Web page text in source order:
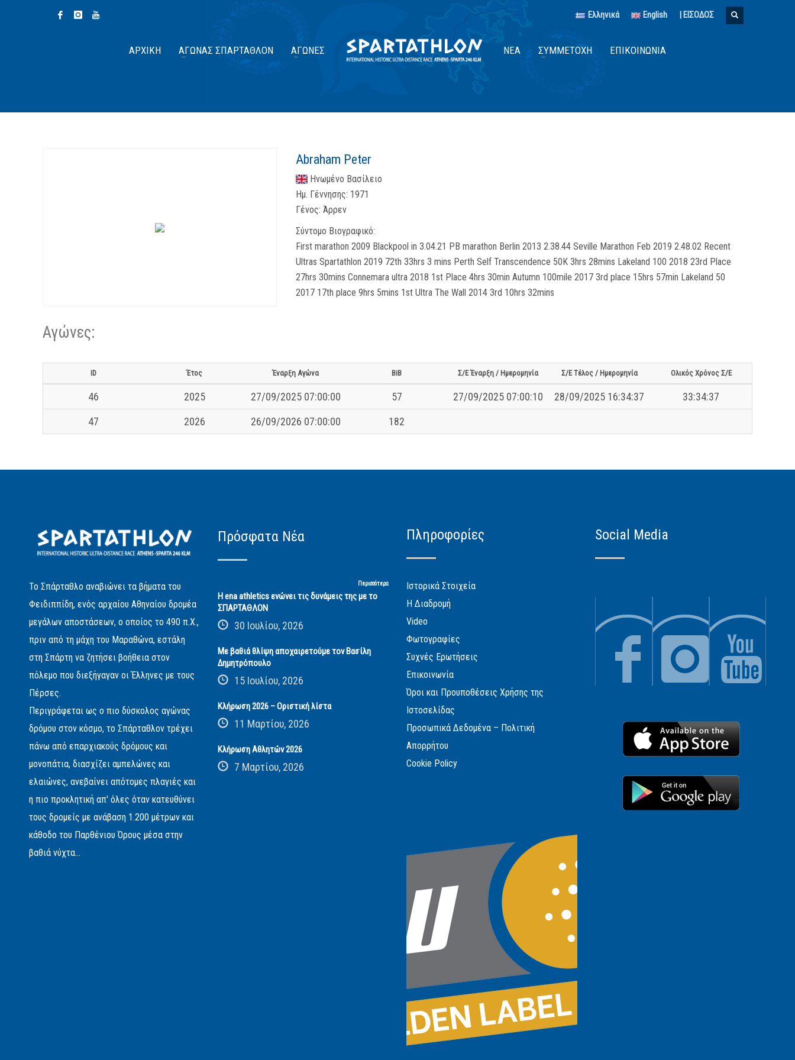
Ελληνικά English | ΕΙΣΟΔΟΣ
ΑΡΧΙΚΉ ΑΓΏΝΑΣ ΣΠΆΡΤΑΘΛΟΝ ΑΓΏΝΕΣ ΝΈΑ ΣΥΜΜΕΤΟΧΉ ΕΠΙΚΟΙΝΩΝΊΑ
Abraham Peter
Ηνωμένο Βασίλειο
Ημ. Γέννησης: 1971
Γένος: Άρρεν
Σύντομο Βιογραφικό:
First marathon 2009 Blackpool in 3.04.21 PB marathon Berlin 2013 2.38.44 Seville Marathon Feb 2019 2.48.02 Recent
Ultras Spartathlon 2019 72th 33hrs 3 mins Perth Self Transcendence 50K 3hrs 28mins Lakeland 100 2018 23rd Place
27hrs 30mins Connemara ultra 2018 1st Place 4hrs 30min Autumn 100mile 2017 3rd place 15hrs 57min Lakeland 50
2017 17th place 9hrs 5mins 1st Ultra The Wall 2014 3rd 10hrs 32mins
Αγώνες:
ID Έτος Έναρξη Αγώνα BiB Σ/Ε Έναρξη / Ημερομηνία Σ/Ε Τέλος / Ημερομηνία Ολικός Χρόνος Σ/Ε
46 2025 27/09/2025 07:00:00 57 27/09/2025 07:00:10 28/09/2025 16:34:37
33:34:37
47
2026 26/09/2026 07:00:00 182
Το Σπάρταθλο αναβιώνει τα βήματα του
Φειδιππίδη, ενός αρχαίου Αθηναίου δρομέα
μεγάλων αποστάσεων, ο οποίος το 490 π.Χ.,
πριν από τη μάχη του Μαραθώνα, εστάλη
στη Σπάρτη να ζητήσει βοήθεια στον
πόλεμο που διεξήγαγαν οι Έλληνες με τους
Πέρσες.
Περιγράφεται ως ο πιο δύσκολος αγώνας
δρόμου στον κόσμο, το Σπάρταθλον τρέχει
πάνω από επαρχιακούς δρόμους και
μονοπάτια, διασχίζει αμπελώνες και
ελαιώνες, ανεβαίνει απότομες πλαγιές και
η πιο προκλητική απ' όλες όταν κατευθύνει
τους δρομείς με ανάβαση 1.200 μέτρων και
κάθοδο του Παρθένιου Όρους μέσα στην
βαθιά νύχτα...
Πρόσφατα Νέα
Περισσότερα
Η ena athletics ενώνει τις δυνάμεις της με το
ΣΠΑΡΤΑΘΛΟΝ
30 Ιουλίου, 2026
Με βαθιά θλίψη αποχαιρετούμε τον Βασίλη
Δημητρόπουλο
15 Ιουλίου, 2026
Κλήρωση 2026 – Οριστική λίστα
11 Μαρτίου, 2026
Κλήρωση Αθλητών 2026
7 Μαρτίου, 2026
Πληροφορίες
Ιστορικά Στοιχεία
Η Διαδρομή
Video
Φωτογραφίες
Συχνές Ερωτήσεις
Επικοινωνία
Όροι και Προυποθέσεις Χρήσης της
Ιστοσελίδας
Προσωπικά Δεδομένα – Πολιτική
Απορρήτου
Cookie Policy
Social Media